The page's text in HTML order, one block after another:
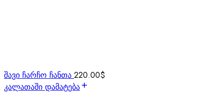
შავი ჩარჩო ჩანთა 220.00$
კალათაში დამატება